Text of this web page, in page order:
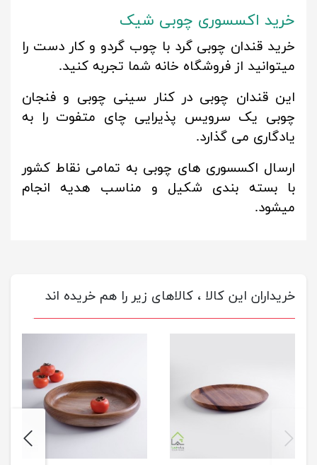
خرید اکسسوری چوبی شیک
خرید قندان چوبی گرد با چوب گردو و کار دست را
میتوانید از فروشگاه خانه شما تجربه کنید.
این قندان چوبی در کنار سینی چوبی و فنجان
چوبی یک سرویس پذیرایی چای متفوت را به
یادگاری می گذارد.
ارسال اکسسوری های چوبی به تمامی نقاط کشور
با بسته بندی شکیل و مناسب هدیه انجام
میشود.
خریداران این کالا ، کالاهای زیر را هم خریده اند
previus